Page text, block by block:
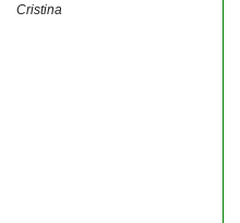
Cristina